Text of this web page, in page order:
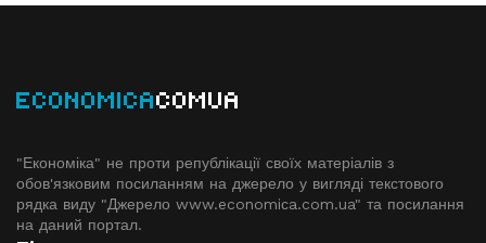
ECONOMICACOMUA
"Економіка" не проти републікації своїх матеріалів з
обов'язковим посиланням на джерело у вигляді текстового
рядка виду "Джерело www.economiсa.com.ua" та посилання
на даний портал.